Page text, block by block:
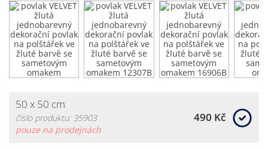
50 x 50 cm
číslo produktu: 35903
pouze na prodejnách
490 Kč